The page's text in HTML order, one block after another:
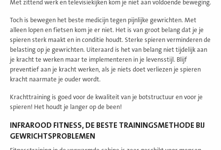
Met zittend werk en televisiekijken kom je niet aan voldoende beweging.
Toch is bewegen het beste medicijn tegen pijnlijke gewrichten. Met
alleen lopen en fietsen kom je er niet. Het is van groot belang dat je je
spieren sterk maakt en in conditie houdt. Sterke spieren verminderen de
belasting op je gewrichten. Uiteraard is het van belang niet tijdelijk aan
je kracht te werken maar te implementeren in je levensstijl. Blijf
preventief aan je kracht werken, als je niets doet verliezen je spieren
kracht naarmate je ouder wordt.
Krachttraining is goed voor de kwaliteit van je botstructuur en voor je
spieren! Het houdt je langer op de been!
INFRAROOD FITNESS, DE BESTE TRAININGSMETHODE BIJ
GEWRICHTSPROBLEMEN